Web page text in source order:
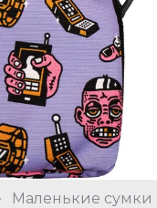
Маленькие сумки